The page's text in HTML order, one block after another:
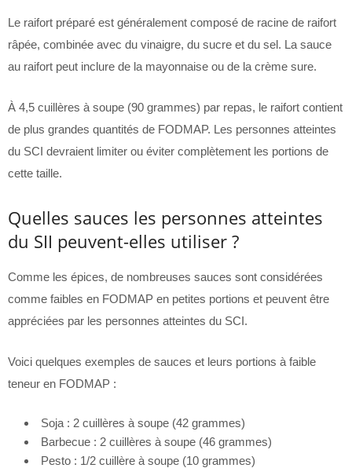
Le raifort préparé est généralement composé de racine de raifort
râpée, combinée avec du vinaigre, du sucre et du sel. La sauce
au raifort peut inclure de la mayonnaise ou de la crème sure.
À 4,5 cuillères à soupe (90 grammes) par repas, le raifort contient
de plus grandes quantités de FODMAP. Les personnes atteintes
du SCI devraient limiter ou éviter complètement les portions de
cette taille.
Quelles sauces les personnes atteintes
du SII peuvent-elles utiliser ?
Comme les épices, de nombreuses sauces sont considérées
comme faibles en FODMAP en petites portions et peuvent être
appréciées par les personnes atteintes du SCI.
Voici quelques exemples de sauces et leurs portions à faible
teneur en FODMAP :
Soja : 2 cuillères à soupe (42 grammes)
Barbecue : 2 cuillères à soupe (46 grammes)
Pesto : 1/2 cuillère à soupe (10 grammes)